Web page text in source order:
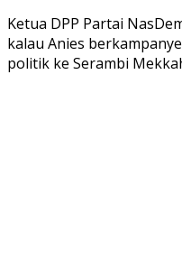
Ketua DPP Partai
kalau Anies
politik ke Serambi